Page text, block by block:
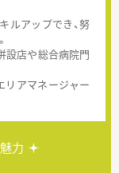
ルアップでき、努
設店や総合病院門
アマネージャー
力